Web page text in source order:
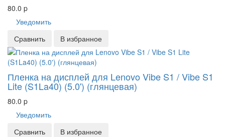
80.0 p
Уведомить
Сравнить
В избранное
Пленка на дисплей для Lenovo Vibe S1 / Vibe S1
Lite (S1La40) (5.0') (глянцевая)
80.0 p
Уведомить
Сравнить
В избранное